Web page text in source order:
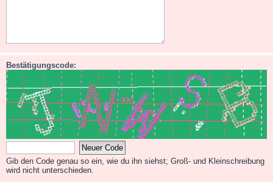
Bestätigungscode:
Gib den Code genau so ein, wie du ihn siehst; Groß- und Kleinschreibung
wird nicht unterschieden.